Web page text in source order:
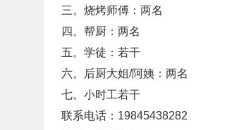
三。烧烤师傅：两名
四。帮厨：两名
五。学徒：若干
六。后厨大姐/阿姨：两名
七。小时工若干
联系电话：19845438282